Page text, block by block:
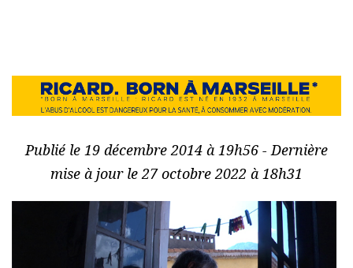
Publié le 19 décembre 2014 à 19h56 - Dernière
mise à jour le 27 octobre 2022 à 18h31